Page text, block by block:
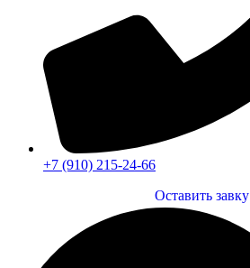
+7 (910) 215-24-66
Оставить завку